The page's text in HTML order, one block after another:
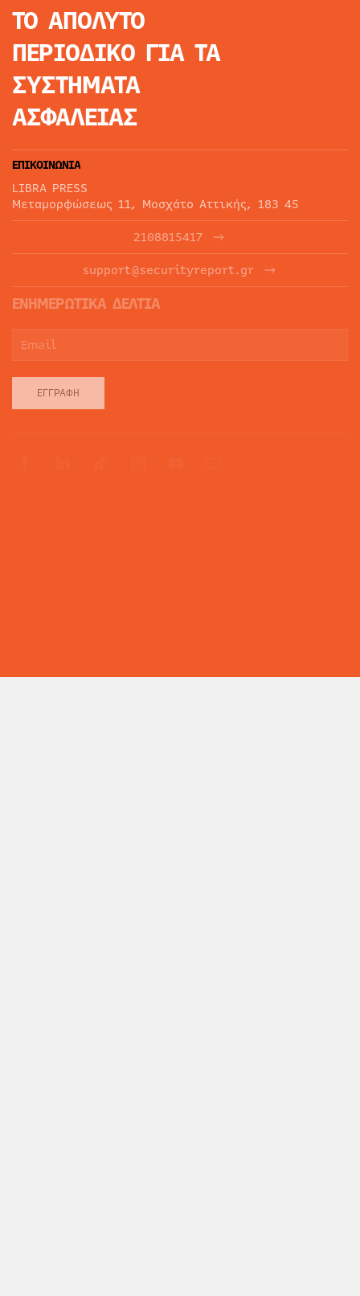
ΤΟ ΑΠΟΛΥΤΟ
ΠΕΡΙΟΔΙΚΟ ΓΙΑ ΤΑ
ΣΥΣΤΗΜΑΤΑ
ΑΣΦΑΛΕΙΑΣ
ΕΠΙΚΟΙΝΩΝΙΑ
LIBRA PRESS
Μεταμορφώσεως 11, Μοσχάτο Αττικής, 183 45
2108815417
support@securityreport.gr
ΕΝΗΜΕΡΩΤΙΚΑ ΔΕΛΤΙΑ
ΕΓΓΡΑΦΉ